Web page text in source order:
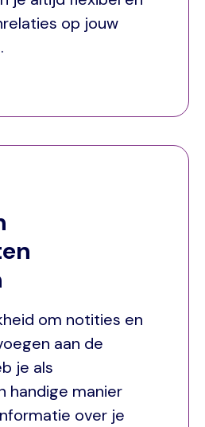
op jouw
om notities en
aan de
je als
handige manier
over je